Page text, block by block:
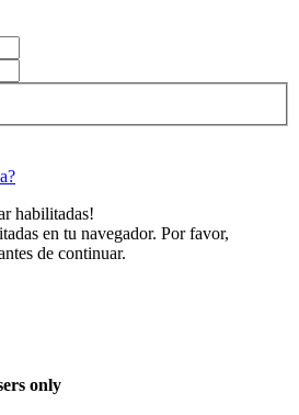
habilitadas!
en tu navegador. Por favor,
de continuar.
only